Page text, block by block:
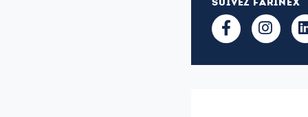
SUIVEZ FARINEX